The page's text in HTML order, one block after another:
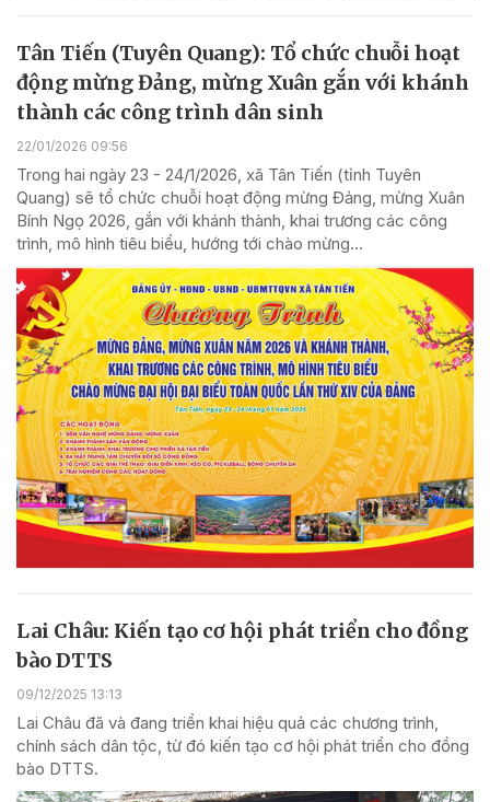
Tân Tiến (Tuyên Quang): Tổ chức chuỗi hoạt
động mừng Đảng, mừng Xuân gắn với khánh
thành các công trình dân sinh
22/01/2026 09:56
Trong hai ngày 23 - 24/1/2026, xã Tân Tiến (tỉnh Tuyên
Quang) sẽ tổ chức chuỗi hoạt động mừng Đảng, mừng Xuân
Bính Ngọ 2026, gắn với khánh thành, khai trương các công
trình, mô hình tiêu biểu, hướng tới chào mừng...
Lai Châu: Kiến tạo cơ hội phát triển cho đồng
bào DTTS
09/12/2025 13:13
Lai Châu đã và đang triển khai hiệu quả các chương trình,
chính sách dân tộc, từ đó kiến tạo cơ hội phát triển cho đồng
bào DTTS.